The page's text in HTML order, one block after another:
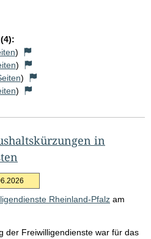
)
)
)
)
in
Rheinland-Pfalz am
der Freiwilligendienste war für das